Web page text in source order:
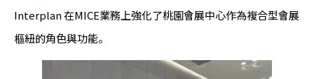
Interplan 在MICE業務上強化了桃園會展中心作為複合型會展
樞紐的角色與功能。